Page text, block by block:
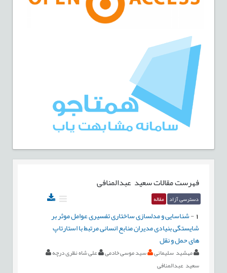
فهرست مقالاتسعید عبدالمنافی
دسترسی آزاد مقاله
-شناسایی و مدلسازی ساختاری تفسیری عوامل موثر بر
شایستگی بنیادی مدیران منابع انسانی مرتبط با استارتاپ
های حمل و نقل
مهشید سلیمانی سید موسی خادمی
علی شاه نظری درچه
سعید عبدالمنافی